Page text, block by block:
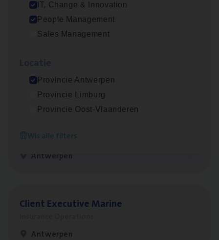
IT, Change & Innovation
People Management
Sales Management
Provincie Antwerpen
Provincie Limburg
Provincie Oost-Vlaanderen
Wis alle filters
Advisor/​Configuratie ana­lyst Part­ner in
Beveren
People Management, Sales Management
Antwerpen
Client Exe­cu­ti­ve Marine
Antwerpen